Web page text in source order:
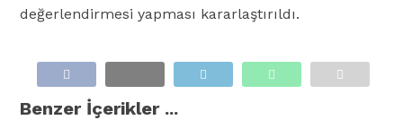
değerlendirmesi yapması kararlaştırıldı.
Benzer İçerikler ...